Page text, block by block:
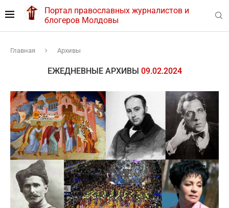
Портал православных журналистов и
блогеров Молдовы
Главная Архивы
ЕЖЕДНЕВНЫЕ АРХИВЫ 09.02.2024